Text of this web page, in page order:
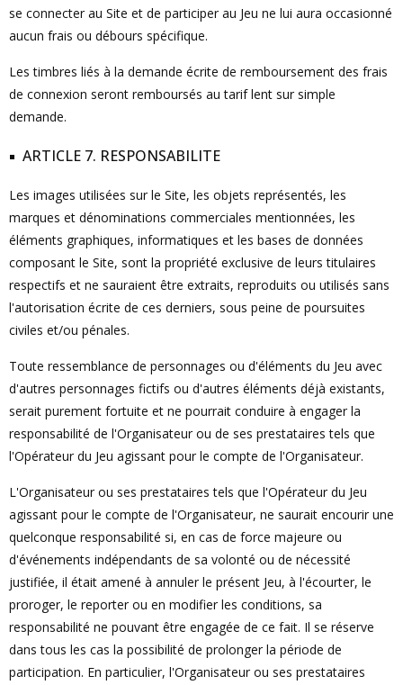
se connecter au Site et de participer au Jeu ne lui aura occasionné
aucun frais ou débours spécifique.
Les timbres liés à la demande écrite de remboursement des frais
de connexion seront remboursés au tarif lent sur simple
demande.
ARTICLE 7. RESPONSABILITE
Les images utilisées sur le Site, les objets représentés, les
marques et dénominations commerciales mentionnées, les
éléments graphiques, informatiques et les bases de données
composant le Site, sont la propriété exclusive de leurs titulaires
respectifs et ne sauraient être extraits, reproduits ou utilisés sans
l'autorisation écrite de ces derniers, sous peine de poursuites
civiles et/ou pénales.
Toute ressemblance de personnages ou d'éléments du Jeu avec
d'autres personnages fictifs ou d'autres éléments déjà existants,
serait purement fortuite et ne pourrait conduire à engager la
responsabilité de l'Organisateur ou de ses prestataires tels que
l'Opérateur du Jeu agissant pour le compte de l'Organisateur.
L'Organisateur ou ses prestataires tels que l'Opérateur du Jeu
agissant pour le compte de l'Organisateur, ne saurait encourir une
quelconque responsabilité si, en cas de force majeure ou
d'événements indépendants de sa volonté ou de nécessité
justifiée, il était amené à annuler le présent Jeu, à l'écourter, le
proroger, le reporter ou en modifier les conditions, sa
responsabilité ne pouvant être engagée de ce fait. Il se réserve
dans tous les cas la possibilité de prolonger la période de
participation. En particulier, l'Organisateur ou ses prestataires